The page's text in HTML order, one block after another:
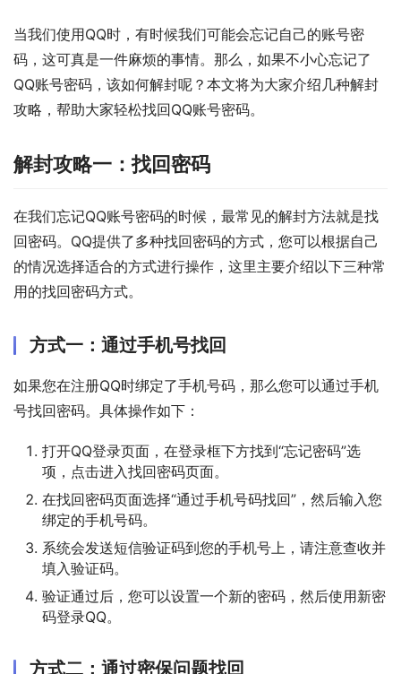
当我们使用QQ时，有时候我们可能会忘记自己的账号密
码，这可真是一件麻烦的事情。那么，如果不小心忘记了
QQ账号密码，该如何解封呢？本文将为大家介绍几种解封
攻略，帮助大家轻松找回QQ账号密码。
解封攻略一：找回密码
在我们忘记QQ账号密码的时候，最常见的解封方法就是找
回密码。QQ提供了多种找回密码的方式，您可以根据自己
的情况选择适合的方式进行操作，这里主要介绍以下三种常
用的找回密码方式。
方式一：通过手机号找回
如果您在注册QQ时绑定了手机号码，那么您可以通过手机
号找回密码。具体操作如下：
打开QQ登录页面，在登录框下方找到“忘记密码”选
项，点击进入找回密码页面。
在找回密码页面选择“通过手机号码找回”，然后输入您
绑定的手机号码。
系统会发送短信验证码到您的手机号上，请注意查收并
填入验证码。
验证通过后，您可以设置一个新的密码，然后使用新密
码登录QQ。
方式二：通过密保问题找回